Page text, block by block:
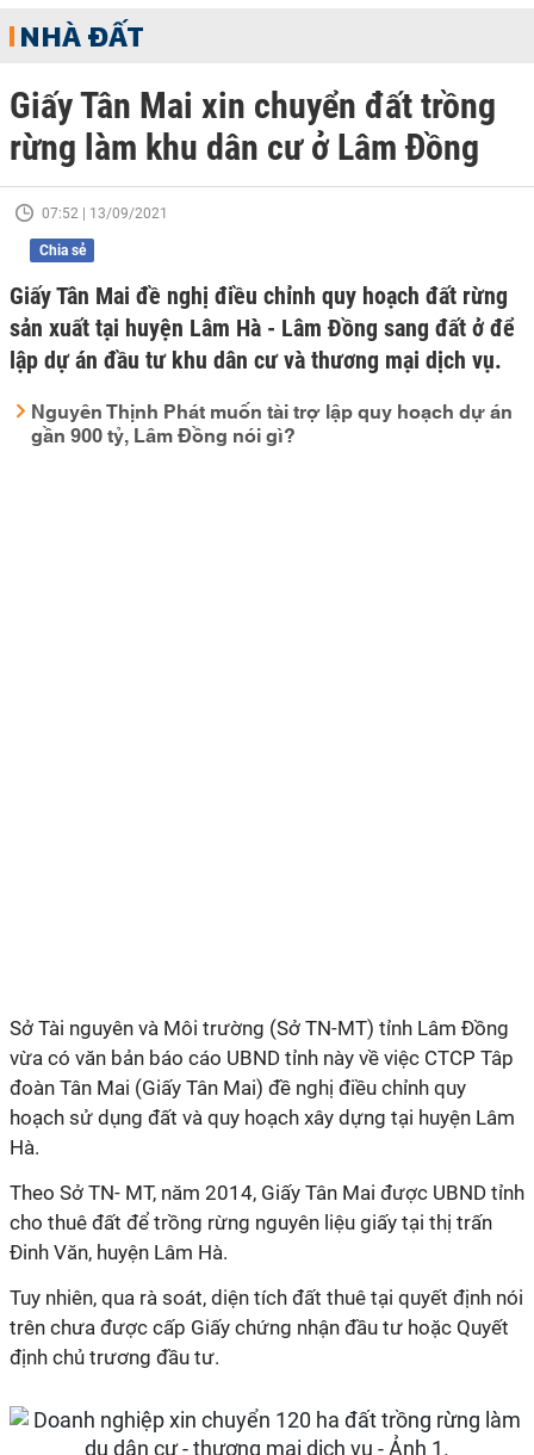
NHÀ ĐẤT
Giấy Tân Mai xin chuyển đất trồng
rừng làm khu dân cư ở Lâm Đồng
07:52 | 13/09/2021
Chia sẻ
Giấy Tân Mai đề nghị điều chỉnh quy hoạch đất rừng
sản xuất tại huyện Lâm Hà - Lâm Đồng sang đất ở để
lập dự án đầu tư khu dân cư và thương mại dịch vụ.
Nguyên Thịnh Phát muốn tài trợ lập quy hoạch dự án
gần 900 tỷ, Lâm Đồng nói gì?
Sở Tài nguyên và Môi trường (Sở TN-MT) tỉnh Lâm Đồng
vừa có văn bản báo cáo UBND tỉnh này về việc CTCP Tâp
đoàn Tân Mai (Giấy Tân Mai) đề nghị điều chỉnh quy
hoạch sử dụng đất và quy hoạch xây dựng tại huyện Lâm
Hà.
Theo Sở TN- MT, năm 2014, Giấy Tân Mai được UBND tỉnh
cho thuê đất để trồng rừng nguyên liệu giấy tại thị trấn
Đinh Văn, huyện Lâm Hà.
Tuy nhiên, qua rà soát, diện tích đất thuê tại quyết định nói
trên chưa được cấp Giấy chứng nhận đầu tư hoặc Quyết
định chủ trương đầu tư.